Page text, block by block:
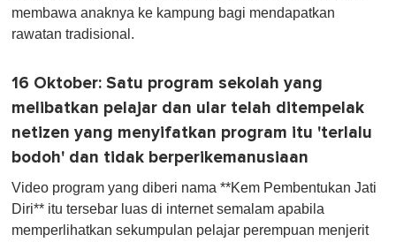
membawa anaknya ke kampung bagi mendapatkan
rawatan tradisional.
16 Oktober: Satu program sekolah yang
melibatkan pelajar dan ular telah ditempelak
netizen yang menyifatkan program itu 'terlalu
bodoh' dan tidak berperikemanusiaan
Video program yang diberi nama **Kem Pembentukan Jati
Diri** itu tersebar luas di internet semalam apabila
memperlihatkan sekumpulan pelajar perempuan menjerit